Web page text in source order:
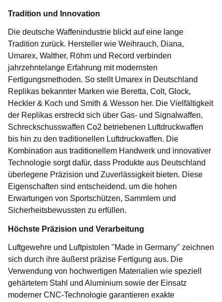
Tradition und Innovation
Die deutsche Waffenindustrie blickt auf eine lange
Tradition zurück. Hersteller wie Weihrauch, Diana,
Umarex, Walther, Röhm und Record verbinden
jahrzehntelange Erfahrung mit modernsten
Fertigungsmethoden. So stellt Umarex in Deutschland
Replikas bekannter Marken wie Beretta, Colt, Glock,
Heckler & Koch und Smith & Wesson her. Die Vielfältigkeit
der Replikas erstreckt sich über Gas- und Signalwaffen,
Schreckschusswaffen Co2 betriebenen Luftdruckwaffen
bis hin zu den traditionellen Luftdruckwaffen. Die
Kombination aus traditionellem Handwerk und innovativer
Technologie sorgt dafür, dass Produkte aus Deutschland
überlegene Präzision und Zuverlässigkeit bieten. Diese
Eigenschaften sind entscheidend, um die hohen
Erwartungen von Sportschützen, Sammlern und
Sicherheitsbewussten zu erfüllen.
Höchste Präzision und Verarbeitung
Luftgewehre und Luftpistolen "Made in Germany" zeichnen
sich durch ihre äußerst präzise Fertigung aus. Die
Verwendung von hochwertigen Materialien wie speziell
gehärtetem Stahl und Aluminium sowie der Einsatz
moderner CNC-Technologie garantieren exakte